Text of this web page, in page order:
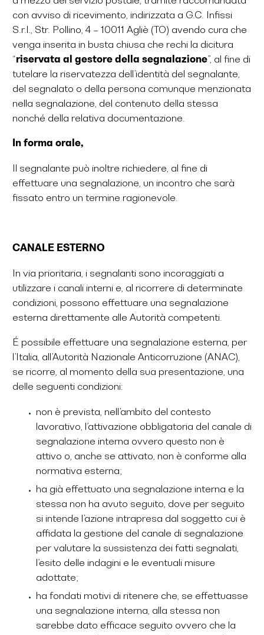
con avviso di ricevimento, indirizzata a G.C. Infissi
S.r.l., Str. Pollino, 4 – 10011 Agliè (TO) avendo cura che
venga inserita in busta chiusa che rechi la dicitura
“riservata al gestore della segnalazione”, al fine di
tutelare la riservatezza dell’identità del segnalante,
del segnalato o della persona comunque menzionata
nella segnalazione, del contenuto della stessa
nonché della relativa documentazione.
In forma orale,
Il segnalante può inoltre richiedere, al fine di
effettuare una segnalazione, un incontro che sarà
fissato entro un termine ragionevole.
CANALE ESTERNO
In via prioritaria, i segnalanti sono incoraggiati a
utilizzare i canali interni e, al ricorrere di determinate
condizioni, possono effettuare una segnalazione
esterna direttamente alle Autorità competenti.
É possibile effettuare una segnalazione esterna, per
l’Italia, all’Autorità Nazionale Anticorruzione (ANAC),
se ricorre, al momento della sua presentazione, una
delle seguenti condizioni:
non è prevista, nell’ambito del contesto
lavorativo, l’attivazione obbligatoria del canale di
segnalazione interna ovvero questo non è
attivo o, anche se attivato, non è conforme alla
normativa esterna;
ha già effettuato una segnalazione interna e la
stessa non ha avuto seguito, dove per seguito
si intende l’azione intrapresa dal soggetto cui è
affidata la gestione del canale di segnalazione
per valutare la sussistenza dei fatti segnalati,
l’esito delle indagini e le eventuali misure
adottate;
ha fondati motivi di ritenere che, se effettuasse
una segnalazione interna, alla stessa non
sarebbe dato efficace seguito ovvero che la